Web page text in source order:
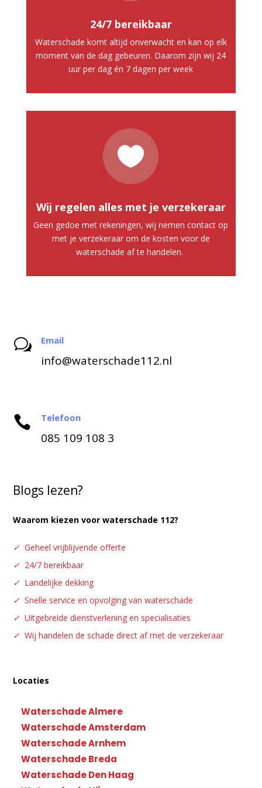
24/7 bereikbaar
Waterschade komt altijd onverwacht en kan op elk
moment van de dag gebeuren. Daarom zijn wij 24
uur per dag én 7 dagen per week

Wij regelen alles met je verzekeraar
Geen gedoe met rekeningen, wij nemen contact op
met je verzekeraar om de kosten voor de
waterschade af te handelen.
w Email
info@waterschade112.nl
 Telefoon
085 109 108 3
Blogs lezen?
Waarom kiezen voor waterschade 112?
✓ Geheel vrijblijvende offerte
✓ 24/7 bereikbaar
✓ Landelijke dekking
✓ Snelle service en opvolging van waterschade
✓ Uitgebreide dienstverlening en specialisaties
✓ Wij handelen de schade direct af met de verzekeraar
Locaties
Waterschade Almere
Waterschade Amsterdam
Waterschade Arnhem
Waterschade Breda
Waterschade Den Haag